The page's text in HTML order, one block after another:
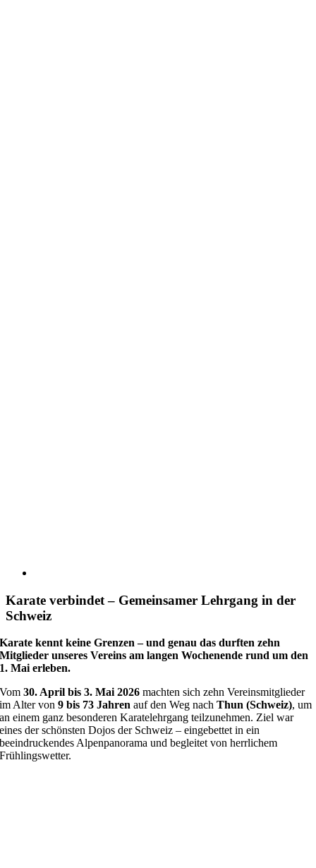
Karate verbindet – Gemeinsamer Lehrgang in der
Schweiz
Karate kennt keine Grenzen – und genau das durften zehn
Mitglieder unseres Vereins am langen Wochenende rund um den
1. Mai erleben.
Vom30. April bis 3. Mai 2026 machten sich zehn Vereinsmitglieder
im Alter von9 bis 73 Jahren auf den Weg nachThun (Schweiz), um
an einem ganz besonderen Karatelehrgang teilzunehmen. Ziel war
eines der schönsten Dojos der Schweiz – eingebettet in ein
beeindruckendes Alpenpanorama und begleitet von herrlichem
Frühlingswetter.